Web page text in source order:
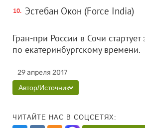
Эстебан Окон (Force India)
Гран-при России в Сочи стартует
по екатеринбургскому
29 апреля 2017
Автор/Источник
ЧИТАЙТЕ НАС В СОЦСЕТЯХ: